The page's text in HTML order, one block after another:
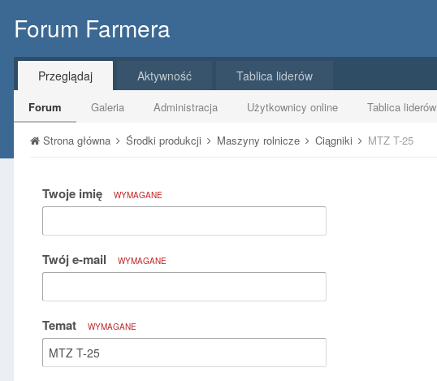
Forum Farmera
Przeglądaj
Forum Galeria Administracja Użytkownicy online Tablica liderów
Aktywność Tablica liderów
Strona główna Środki produkcji Maszyny rolnicze Ciągniki MTZ T-25
Twoje imię WYMAGANE
Twój e-mail WYMAGANE
Temat WYMAGANE